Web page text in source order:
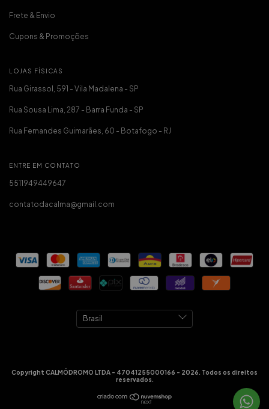
Frete & Envio
Cupons & Promoções
LOJAS FÍSICAS
Rua Girassol, 591 - Vila Madalena - SP
Rua Sousa Lima, 287 - Barra Funda - SP
Rua Fernandes Guimarães, 60 - Botafogo - RJ
ENTRE EM CONTATO
5511949449647
contatodacalma@gmail.com
Copyright CALMÓDROMO LTDA - 47041255000166 - 2026. Todos os direitos
reservados.